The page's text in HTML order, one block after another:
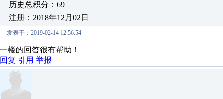
历史总积分：69
注册：2018年12月02日
发表于：2019-02-14 12:56:54
一楼的回答很有帮助！
回复 引用 举报